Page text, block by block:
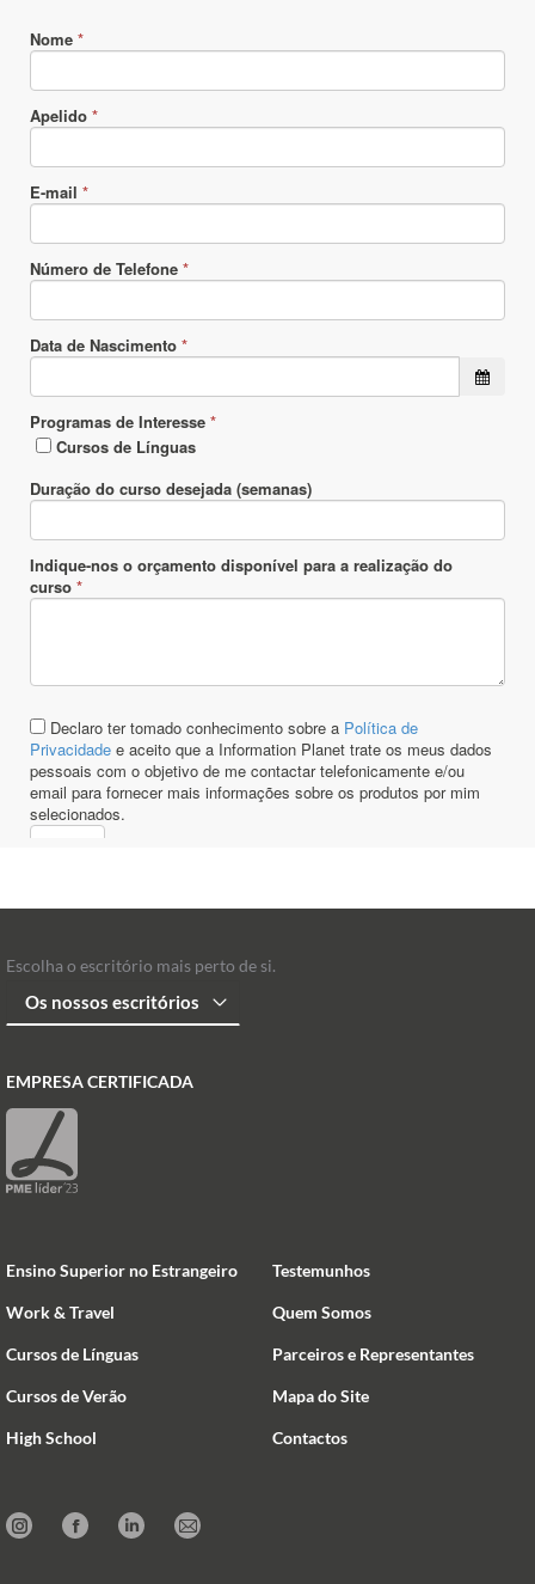
Escolha o escritório mais perto de si.
EMPRESA CERTIFICADA
Ensino Superior no Estrangeiro
Work & Travel
Cursos de Línguas
Cursos de Verão
High School
Testemunhos
Quem Somos
Parceiros e Representantes
Mapa do Site
Contactos
InstagramFacebookLinkedinMail